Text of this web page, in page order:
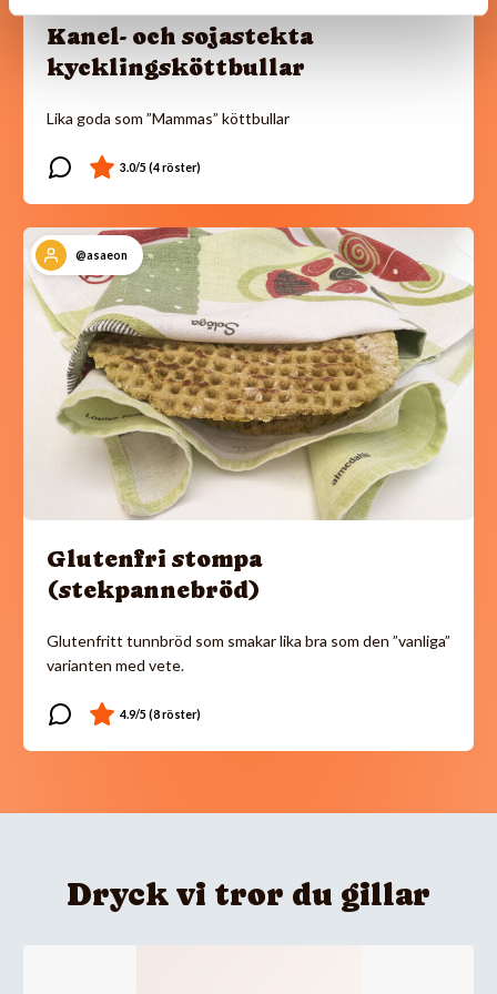
Kanel- och sojastekta
kycklingsköttbullar
Lika goda som ”Mammas” köttbullar
@asaeon
Glutenfri stompa
(stekpannebröd)
Glutenfritt tunnbröd som smakar lika bra som den ”vanliga”
varianten med vete.
Dryck vi tror du gillar